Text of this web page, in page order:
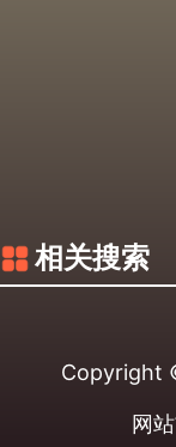
相关搜索
Copyright
网